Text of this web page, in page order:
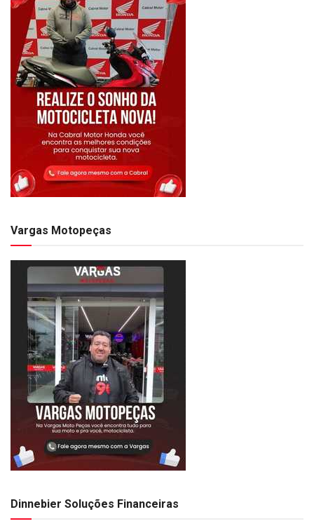
Vargas Motopeças
Dinnebier Soluções Financeiras